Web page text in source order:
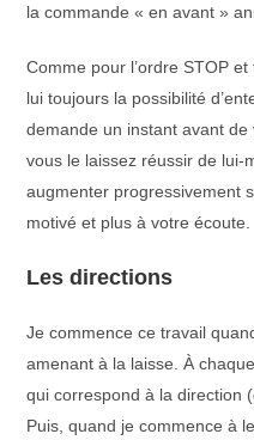
la commande « en avant »
Comme pour l’ordre STOP
lui toujours la possibilité
demande un instant avant
vous le laissez réussir de lui-
augmenter progressivement
motivé et plus à votre écoute.
Les directions
Je commence ce travail
amenant à la laisse. À
qui correspond à la direction
Puis, quand je commence à